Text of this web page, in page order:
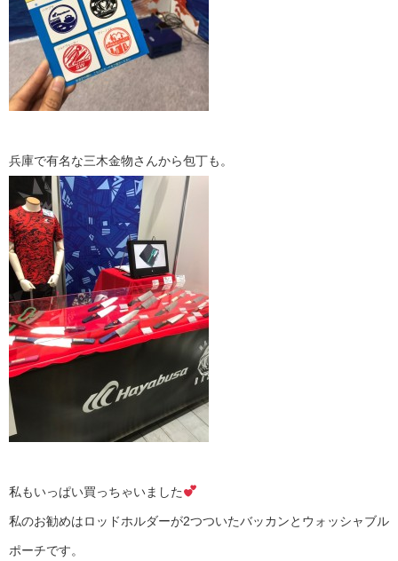
兵庫で有名な三木金物さんから包丁も。
私もいっぱい買っちゃいました
私のお勧めはロッドホルダーが2つついたバッカンとウォッシャブル
ポーチです。